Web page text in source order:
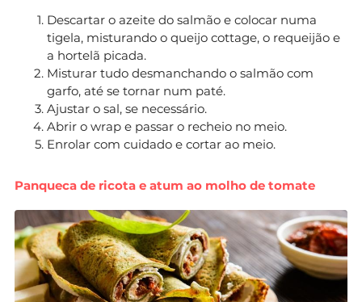
Descartar o azeite do salmão e colocar numa
tigela, misturando o queijo cottage, o requeijão e
a hortelã picada.
Misturar tudo desmanchando o salmão com
garfo, até se tornar num paté.
Ajustar o sal, se necessário.
Abrir o wrap e passar o recheio no meio.
Enrolar com cuidado e cortar ao meio.
Panqueca de ricota e atum ao molho de tomate